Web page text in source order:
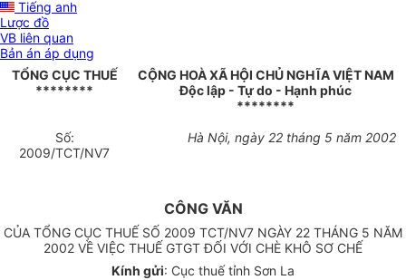
Tiếng anh
Lược đồ
VB liên quan
Bản án áp dụng
TỔNG CỤC THUẾ
********
CỘNG HOÀ XÃ HỘI CHỦ NGHĨA VIỆT NAM
Độc lập - Tự do - Hạnh phúc
********
Số:
2009/TCT/NV7
Hà Nội, ngày 22 tháng 5 năm 2002
CÔNG VĂN
CỦA TỔNG CỤC THUẾ SỐ 2009 TCT/NV7 NGÀY 22 THÁNG 5 NĂM
2002 VỀ VIỆC THUẾ GTGT ĐỐI VỚI CHÈ KHÔ SƠ CHẾ
Kính gửi: Cục thuế tỉnh Sơn La